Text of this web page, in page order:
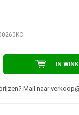
IN
Mail naar